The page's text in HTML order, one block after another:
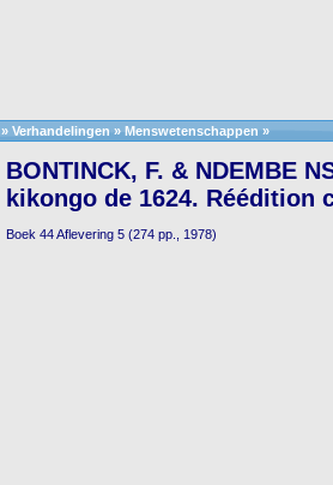
» Verhandelingen » Menswetenschappen »
BONTINCK, F. & NDEMBE
kikongo de 1624. Réédition
Boek 44 Aflevering 5 (274 pp., 1978)